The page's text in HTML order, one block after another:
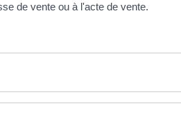
de vente ou à l'acte de vente.